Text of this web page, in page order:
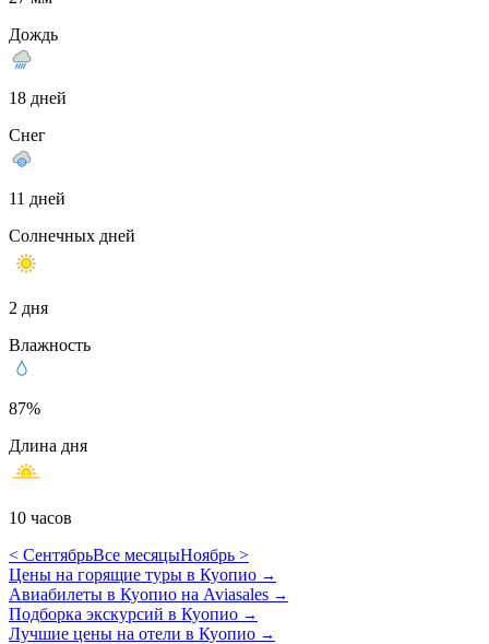
Дождь
18 дней
Снег
11 дней
Солнечных дней
2 дня
Влажность
87%
Длина дня
10 часов
< СентябрьВсе месяцыНоябрь >
Цены на горящие туры в Куопио →
Авиабилеты в Куопио на Aviasales →
Подборка экскурсий в Куопио →
Лучшие цены на отели в Куопио →